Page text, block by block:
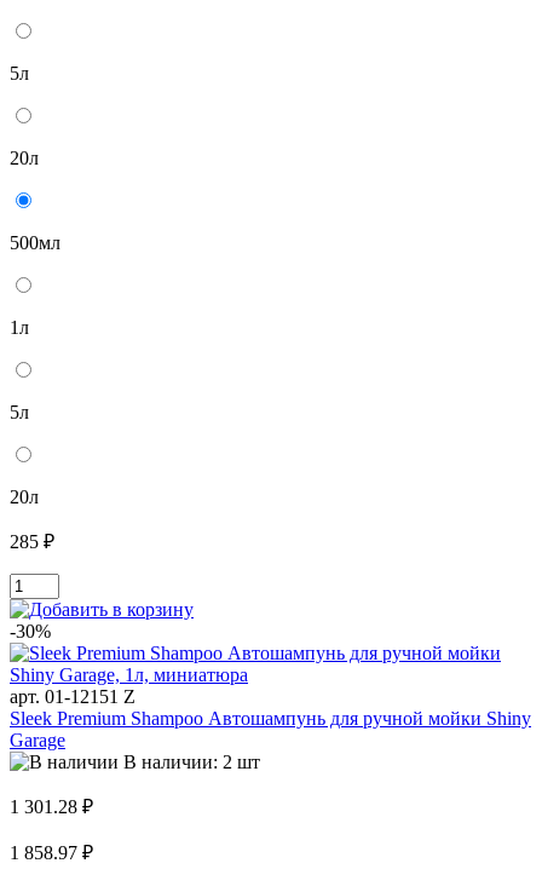
5л
20л
500мл
1л
5л
20л
285 ₽
-30%
арт. 01-12151 Z
Sleek Premium Shampoo Автошампунь для ручной мойки Shiny
Garage
В наличии: 2 шт
1 301.28 ₽
1 858.97 ₽